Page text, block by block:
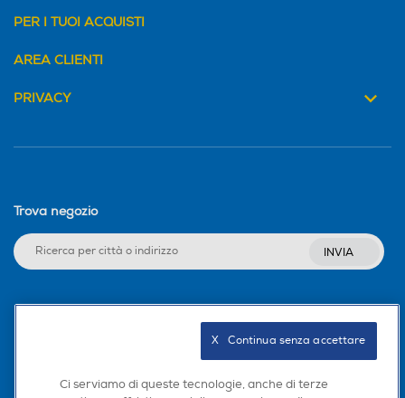
PER I TUOI ACQUISTI
AREA CLIENTI
PRIVACY
Trova negozio
INVIA
Ci serviamo di queste tecnologie, anche di terze
X   Continua senza accettare